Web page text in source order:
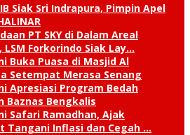
Siak Sri Indrapura, Pimpin Apel
PT SKY di Dalam Areal
LSM Forkorindo Siak Lay…
Buka Puasa di Masjid Al
Setempat Merasa Senang
Apresiasi Program Bedah
Baznas Bengkalis
Safari Ramadhan, Ajak
Tangani Inflasi dan Cegah …